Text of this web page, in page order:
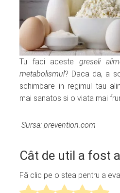
Tu faci aceste greseli
metabolismul? Daca da, a
schimbare in regimul tau
mai sanatos si o viata mai
Sursa: prevention.com
Cât de util a fost
Fă clic pe o stea pentru a